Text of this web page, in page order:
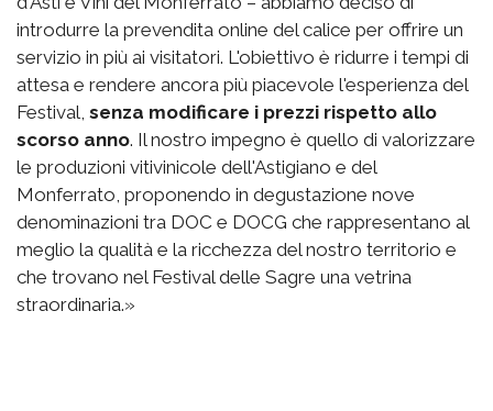
introdurre la prevendita online del calice per offrire un
servizio in più ai visitatori. L'obiettivo è ridurre i tempi di
attesa e rendere ancora più piacevole l'esperienza del
Festival, senza modificare i prezzi rispetto allo
scorso anno. Il nostro impegno è quello di valorizzare
le produzioni vitivinicole dell'Astigiano e del
Monferrato, proponendo in degustazione nove
denominazioni tra DOC e DOCG che rappresentano al
meglio la qualità e la ricchezza del nostro territorio e
che trovano nel Festival delle Sagre una vetrina
straordinaria.»